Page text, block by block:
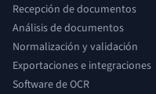
Recepción de documentos
Análisis de documentos
Normalización y validación
Exportaciones e integraciones
Software de OCR